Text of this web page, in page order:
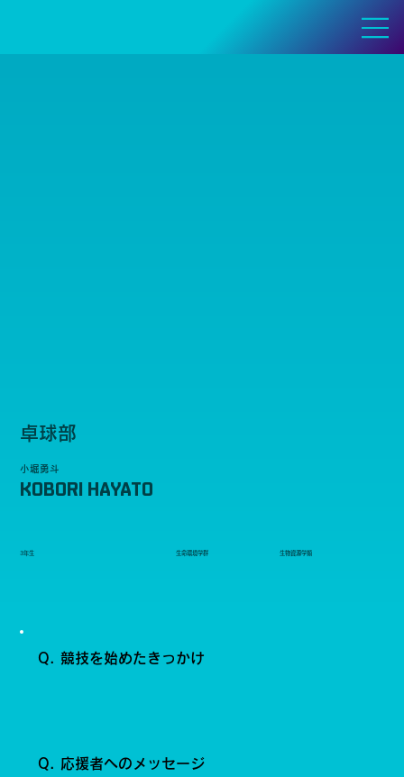
卓球部
小堀勇斗
KOBORI HAYATO
3年生 生命環境学群 生物資源学類
Q. 競技を始めたきっかけ
Q. 応援者へのメッセージ